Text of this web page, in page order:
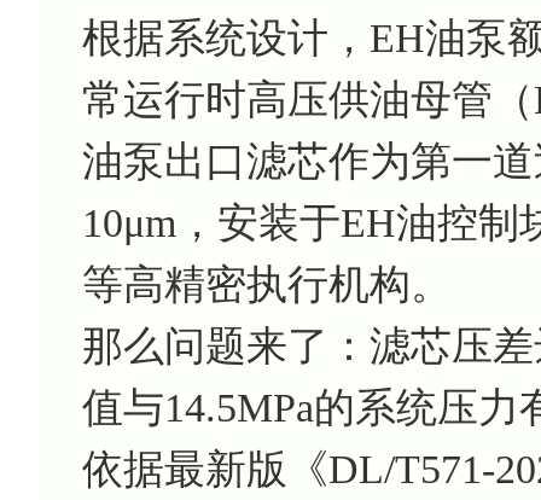
根据系统设计，EH油泵
常运行时高压供油母管
油泵出口滤芯作为第一
10μm，安装于EH油控
等高精密执行机构。
那么问题来了：滤芯压
值与14.5MPa的系统压力
依据最新版《DL/T571-